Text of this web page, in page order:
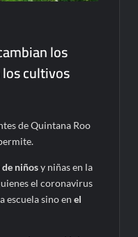
los
cultivos
de Quintana Roo
niñosy niñas en la
el coronavirus
escuela sino enel